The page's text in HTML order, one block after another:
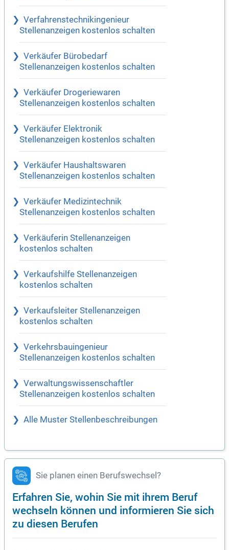
Verfahrenstechnikingenieur
Stellenanzeigen kostenlos schalten
Verkäufer Bürobedarf
Stellenanzeigen kostenlos schalten
Verkäufer Drogeriewaren
Stellenanzeigen kostenlos schalten
Verkäufer Elektronik
Stellenanzeigen kostenlos schalten
Verkäufer Haushaltswaren
Stellenanzeigen kostenlos schalten
Verkäufer Medizintechnik
Stellenanzeigen kostenlos schalten
Verkäuferin Stellenanzeigen
kostenlos schalten
Verkaufshilfe Stellenanzeigen
kostenlos schalten
Verkaufsleiter Stellenanzeigen
kostenlos schalten
Verkehrsbauingenieur
Stellenanzeigen kostenlos schalten
Verwaltungswissenschaftler
Stellenanzeigen kostenlos schalten
Alle Muster Stellenbeschreibungen
Sie planen einen Berufswechsel?
Erfahren Sie, wohin Sie mit ihrem Beruf
wechseln können und informieren Sie sich
zu diesen Berufen